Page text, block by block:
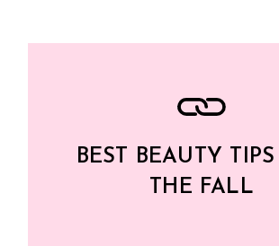
BEST BEAUTY
THE FALL